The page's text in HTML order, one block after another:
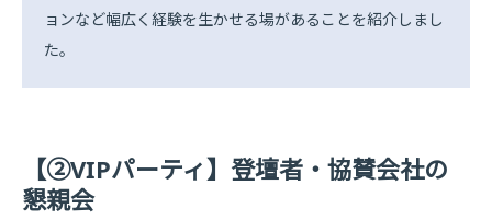
ョンなど幅広く経験を生かせる場があることを紹介しまし
た。
【②VIPパーティ】登壇者・協賛会社の
懇親会